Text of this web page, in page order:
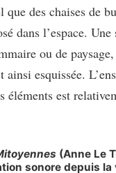
des chaises de
dans l’espace. Une
ou de
ainsi esquissée.
éléments est
(Anne Le
sonore depuis la